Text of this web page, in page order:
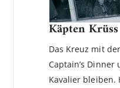
Käpten
Das Kreuz mit
Captain’s
Kavalier bleiben.